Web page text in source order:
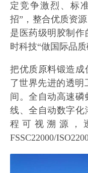
定竞争激烈、标
招”，整合优质资
是医药级明胶制
时科技“做国际品质
把优质原料锻造成
了世界先进的透明
间。全自动高速
线、全自动数字化
程可视溯源，
FSSC22000/